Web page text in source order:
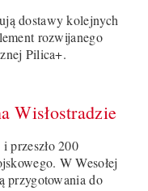
dostawy kolejnych
rozwijanego
Pilica+.
Wisłostradzie
przeszło 200
W Wesołej
przygotowania do